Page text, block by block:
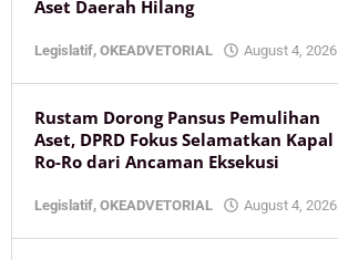
Aset Daerah Hilang
Legislatif, OKEADVETORIAL August 4, 2026
Rustam Dorong Pansus Pemulihan
Aset, DPRD Fokus Selamatkan Kapal
Ro-Ro dari Ancaman Eksekusi
Legislatif, OKEADVETORIAL August 4, 2026